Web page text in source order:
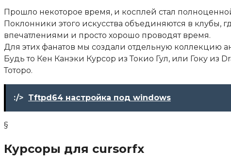
Прошло некоторое время, и косплей стал
Поклонники этого искусства объединяются в клубы,
впечатлениями и просто хорошо проводят время.
Для этих фанатов мы создали отдельную коллекцию
Будь то Кен Канэки Курсор из Токио Гул, или Гоку из
Тоторо.
:/> Tftpd64 настройка под windows
§
Курсоры для cursorfx